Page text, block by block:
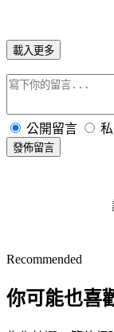
載入更多
公開留言
發佈留言
Recommended
你可能也喜